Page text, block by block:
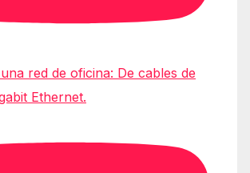
red de oficina: De cables de
Ethernet.